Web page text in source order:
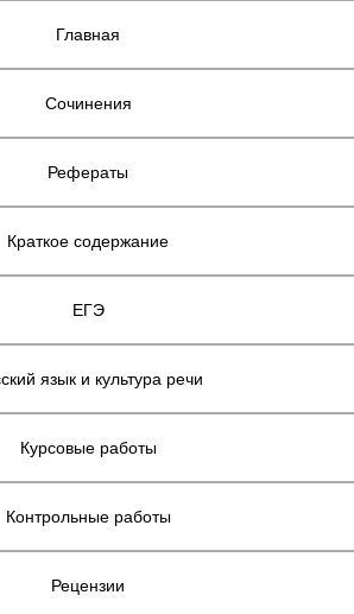
Главная
Сочинения
Рефераты
Краткое содержание
ЕГЭ
язык и культура речи
Курсовые работы
Контрольные работы
Рецензии